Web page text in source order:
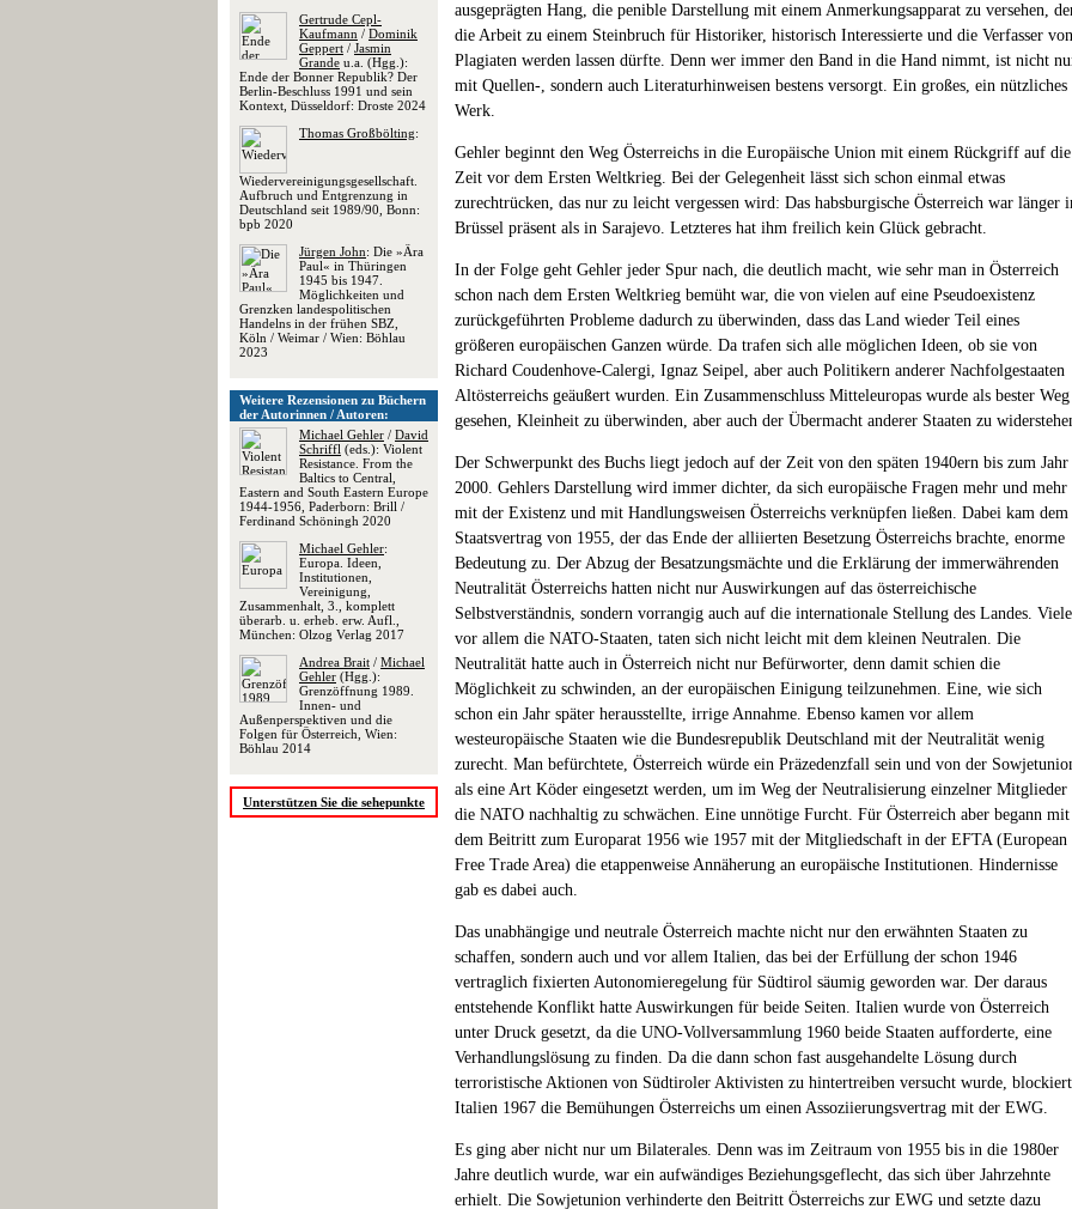
Gertrude Cepl-
Kaufmann / Dominik
Geppert / Jasmin
Grande u.a. (Hgg.):
Ende der Bonner Republik? Der
Berlin-Beschluss 1991 und sein
Kontext, Düsseldorf: Droste 2024
Thomas Großbölting:
Wiedervereinigungsgesellschaft.
Aufbruch und Entgrenzung in
Deutschland seit 1989/90, Bonn:
bpb 2020
Jürgen John: Die »Ära
Paul« in Thüringen
1945 bis 1947.
Möglichkeiten und
Grenzken landespolitischen
Handelns in der frühen SBZ,
Köln / Weimar / Wien: Böhlau
2023
Weitere Rezensionen zu Büchern
der Autorinnen / Autoren:
Michael Gehler / David
Schriffl (eds.): Violent
Resistance. From the
Baltics to Central,
Eastern and South Eastern Europe
1944-1956, Paderborn: Brill /
Ferdinand Schöningh 2020
Michael Gehler:
Europa. Ideen,
Institutionen,
Vereinigung,
Zusammenhalt, 3., komplett
überarb. u. erheb. erw. Aufl.,
München: Olzog Verlag 2017
Andrea Brait / Michael
Gehler (Hgg.):
Grenzöffnung 1989.
Innen- und
Außenperspektiven und die
Folgen für Österreich, Wien:
Böhlau 2014
Unterstützen Sie die sehepunkte
ausgeprägten Hang, die penible Darstellung mit einem Anmerkungsapparat zu versehen,
die Arbeit zu einem Steinbruch für Historiker, historisch Interessierte und die Verfasser von
Plagiaten werden lassen dürfte. Denn wer immer den Band in die Hand nimmt, ist nicht
mit Quellen-, sondern auch Literaturhinweisen bestens versorgt. Ein großes, ein nützliches
Werk.
Gehler beginnt den Weg Österreichs in die Europäische Union mit einem Rückgriff auf die
Zeit vor dem Ersten Weltkrieg. Bei der Gelegenheit lässt sich schon einmal etwas
zurechtrücken, das nur zu leicht vergessen wird: Das habsburgische Österreich war länger
Brüssel präsent als in Sarajevo. Letzteres hat ihm freilich kein Glück gebracht.
In der Folge geht Gehler jeder Spur nach, die deutlich macht, wie sehr man in Österreich
schon nach dem Ersten Weltkrieg bemüht war, die von vielen auf eine Pseudoexistenz
zurückgeführten Probleme dadurch zu überwinden, dass das Land wieder Teil eines
größeren europäischen Ganzen würde. Da trafen sich alle möglichen Ideen, ob sie von
Richard Coudenhove-Calergi, Ignaz Seipel, aber auch Politikern anderer Nachfolgestaaten
Altösterreichs geäußert wurden. Ein Zusammenschluss Mitteleuropas wurde als bester Weg
gesehen, Kleinheit zu überwinden, aber auch der Übermacht anderer Staaten zu
Der Schwerpunkt des Buchs liegt jedoch auf der Zeit von den späten 1940ern bis zum Jahr
2000. Gehlers Darstellung wird immer dichter, da sich europäische Fragen mehr und mehr
mit der Existenz und mit Handlungsweisen Österreichs verknüpfen ließen. Dabei kam dem
Staatsvertrag von 1955, der das Ende der alliierten Besetzung Österreichs brachte, enorme
Bedeutung zu. Der Abzug der Besatzungsmächte und die Erklärung der immerwährenden
Neutralität Österreichs hatten nicht nur Auswirkungen auf das österreichische
Selbstverständnis, sondern vorrangig auch auf die internationale Stellung des Landes.
vor allem die NATO-Staaten, taten sich nicht leicht mit dem kleinen Neutralen. Die
Neutralität hatte auch in Österreich nicht nur Befürworter, denn damit schien die
Möglichkeit zu schwinden, an der europäischen Einigung teilzunehmen. Eine, wie sich
schon ein Jahr später herausstellte, irrige Annahme. Ebenso kamen vor allem
westeuropäische Staaten wie die Bundesrepublik Deutschland mit der Neutralität wenig
zurecht. Man befürchtete, Österreich würde ein Präzedenzfall sein und von der
als eine Art Köder eingesetzt werden, um im Weg der Neutralisierung einzelner Mitglieder
die NATO nachhaltig zu schwächen. Eine unnötige Furcht. Für Österreich aber begann mit
dem Beitritt zum Europarat 1956 wie 1957 mit der Mitgliedschaft in der EFTA (European
Free Trade Area) die etappenweise Annäherung an europäische Institutionen. Hindernisse
gab es dabei auch.
Das unabhängige und neutrale Österreich machte nicht nur den erwähnten Staaten zu
schaffen, sondern auch und vor allem Italien, das bei der Erfüllung der schon 1946
vertraglich fixierten Autonomieregelung für Südtirol säumig geworden war. Der daraus
entstehende Konflikt hatte Auswirkungen für beide Seiten. Italien wurde von Österreich
unter Druck gesetzt, da die UNO-Vollversammlung 1960 beide Staaten aufforderte, eine
Verhandlungslösung zu finden. Da die dann schon fast ausgehandelte Lösung durch
terroristische Aktionen von Südtiroler Aktivisten zu hintertreiben versucht wurde,
Italien 1967 die Bemühungen Österreichs um einen Assoziierungsvertrag mit der EWG.
Es ging aber nicht nur um Bilaterales. Denn was im Zeitraum von 1955 bis in die 1980er
Jahre deutlich wurde, war ein aufwändiges Beziehungsgeflecht, das sich über Jahrzehnte
erhielt. Die Sowjetunion verhinderte den Beitritt Österreichs zur EWG und setzte dazu